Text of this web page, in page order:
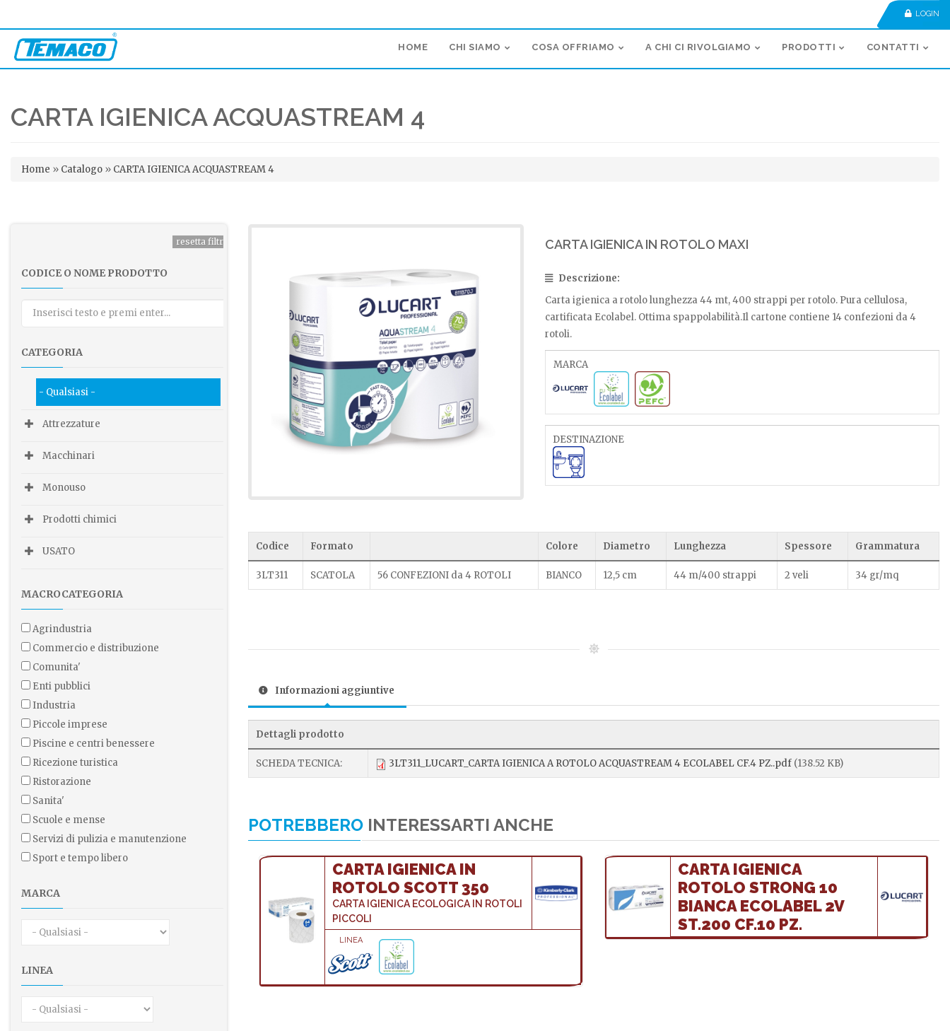
LOGIN
HOME CHI SIAMO COSA OFFRIAMO A CHI CI RIVOLGIAMO PRODOTTI CONTATTI
CARTA IGIENICA ACQUASTREAM 4
Tu sei qui
Home » Catalogo » CARTA IGIENICA ACQUASTREAM 4
CODICE O NOME PRODOTTO
CATEGORIA
- Qualsiasi -
Attrezzature
Macchinari
Monouso
Prodotti chimici
USATO
MACROCATEGORIA
agrindustria
commercio e distribuzione
comunita'
enti pubblici
industria
piccole imprese
piscine e centri benessere
ricezione turistica
ristorazione
sanita'
scuole e mense
servizi di pulizia e manutenzione
sport e tempo libero
MARCA
LINEA
CARTA IGIENICA IN ROTOLO MAXI
Descrizione:
Carta igienica a rotolo lunghezza 44 mt, 400 strappi per rotolo. Pura cellulosa,
cartificata Ecolabel. Ottima spappolabilità.Il cartone contiene 14 confezioni da 4
rotoli.
MARCA
DESTINAZIONE
Codice Formato Colore Diametro Lunghezza Spessore Grammatura
3LT311 SCATOLA 56 CONFEZIONI da 4 ROTOLI BIANCO 12,5 cm 44 m/400 strappi 2 veli 34 gr/mq
Informazioni aggiuntive
Dettagli prodotto
SCHEDA TECNICA: 3LT311_LUCART_CARTA IGIENICA A ROTOLO ACQUASTREAM 4 ECOLABEL CF.4 PZ..pdf (138.52 KB)
POTREBBERO INTERESSARTI ANCHE
CARTA IGIENICA IN
ROTOLO SCOTT 350
CARTA IGIENICA ECOLOGICA IN ROTOLI
PICCOLI
LINEA
CARTA IGIENICA
ROTOLO STRONG 10
BIANCA ECOLABEL 2V
ST.200 CF.10 PZ.